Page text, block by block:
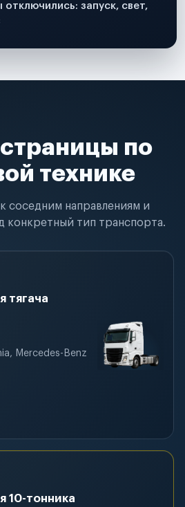
отключились: запуск, свет,
по
технике
соседним направлениям и
конкретный тип транспорта.
тягача
Mercedes-Benz
10-тонника